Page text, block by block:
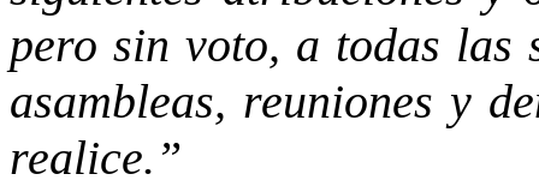
pero sin voto, a todas las
asambleas, reuniones y
realice.”